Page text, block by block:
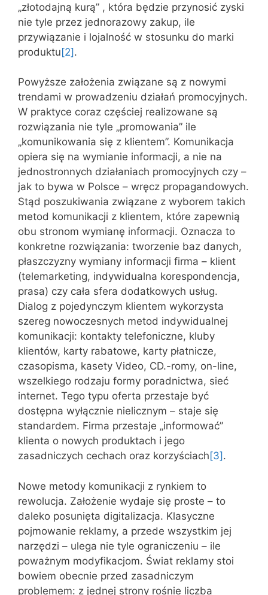
„złotodajną kurą” , która będzie przynosić zyski
nie tyle przez jednorazowy zakup, ile
przywiązanie i lojalność w stosunku do marki
produktu[2].
Powyższe założenia związane są z nowymi
trendami w prowadzeniu działań promocyjnych.
W praktyce coraz częściej realizowane są
rozwiązania nie tyle „promowania” ile
„komunikowania się z klientem”. Komunikacja
opiera się na wymianie informacji, a nie na
jednostronnych działaniach promocyjnych czy –
jak to bywa w Polsce – wręcz propagandowych.
Stąd poszukiwania związane z wyborem takich
metod komunikacji z klientem, które zapewnią
obu stronom wymianę informacji. Oznacza to
konkretne rozwiązania: tworzenie baz danych,
płaszczyzny wymiany informacji firma – klient
(telemarketing, indywidualna korespondencja,
prasa) czy cała sfera dodatkowych usług.
Dialog z pojedynczym klientem wykorzysta
szereg nowoczesnych metod indywidualnej
komunikacji: kontakty telefoniczne, kluby
klientów, karty rabatowe, karty płatnicze,
czasopisma, kasety Video, CD.-romy, on-line,
wszelkiego rodzaju formy poradnictwa, sieć
internet. Tego typu oferta przestaje być
dostępna wyłącznie nielicznym – staje się
standardem. Firma przestaje „informować”
klienta o nowych produktach i jego
zasadniczych cechach oraz korzyściach [3] .
Nowe metody komunikacji z rynkiem to
rewolucja. Założenie wydaje się proste – to
daleko posunięta digitalizacja. Klasyczne
pojmowanie reklamy, a przede wszystkim jej
narzędzi – ulega nie tyle ograniczeniu – ile
poważnym modyfikacjom. Świat reklamy stoi
bowiem obecnie przed zasadniczym
problemem: z jednej strony rośnie liczba